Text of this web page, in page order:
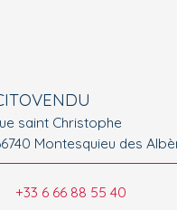
saint Christophe
Montesquieu des
+33 6 66 88 55 40